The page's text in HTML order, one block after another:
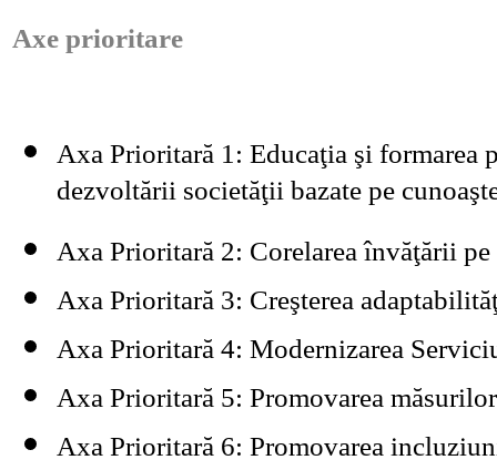
Axe prioritare
Axa Prioritară 1: Educaţia şi
dezvoltării societăţii bazate pe
Axa Prioritară 2: Corelarea învăţării
Axa Prioritară 3: Creşterea
Axa Prioritară 4: Modernizarea
Axa Prioritară 5: Promovarea
Axa Prioritară 6: Promovarea